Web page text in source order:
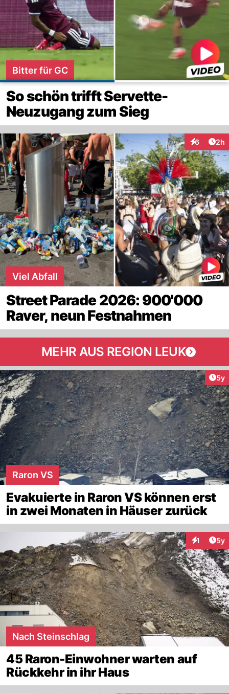
Bitter für GC
So schön trifft Servette-
Neuzugang zum Sieg
6 2h
Viel Abfall
Street Parade 2026: 900'000
Raver, neun Festnahmen
MEHR AUS REGION LEUK
5y
Raron VS
Evakuierte in Raron VS können erst
in zwei Monaten in Häuser zurück
1 5y
Nach Steinschlag
45 Raron-Einwohner warten auf
Rückkehr in ihr Haus